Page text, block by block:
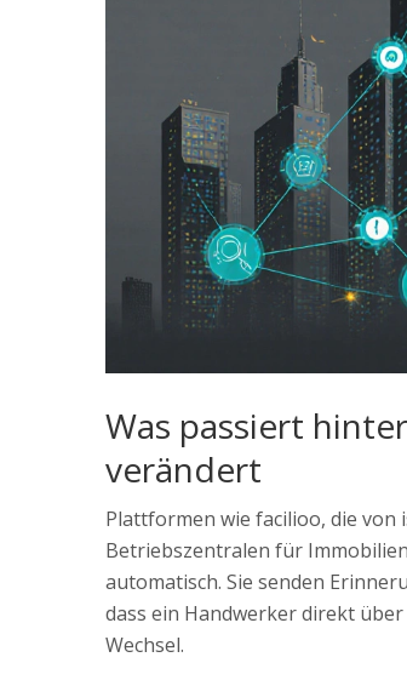
Was passiert
verändert
Plattformen wie facilioo, die von
Betriebszentralen für
automatisch. Sie senden
dass ein Handwerker direkt
Wechsel.